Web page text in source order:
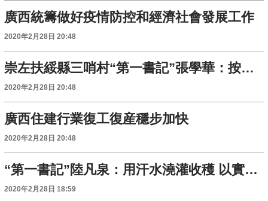
廣西統籌做好疫情防控和經濟社會發展工作
2020年2月28日 20:48
崇左扶綏縣三哨村“第一書記”張學華：按下脫貧攻堅“快進鍵”
2020年2月28日 20:48
廣西住建行業復工復産穩步加快
2020年2月28日 20:48
“第一書記”陸凡泉：用汗水澆灌收穫 以實幹助力脫貧
2020年2月28日 18:59